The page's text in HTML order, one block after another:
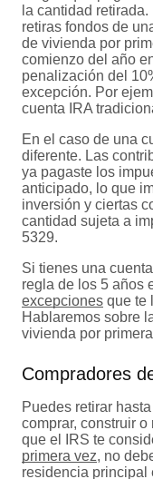
la cantidad
retiras fondos de
de vivienda por
comienzo del año
penalización del
excepción. Por
cuenta IRA
En el caso de una
diferente. Las
ya pagaste los
anticipado, lo que
inversión y ciertas
cantidad sujeta a
5329.
Si tienes una
regla de los 5 años
excepciones que te
Hablaremos sobre
vivienda por
Compradores
Puedes retirar
comprar, construir
que el IRS te
primera vez, no
residencia principal